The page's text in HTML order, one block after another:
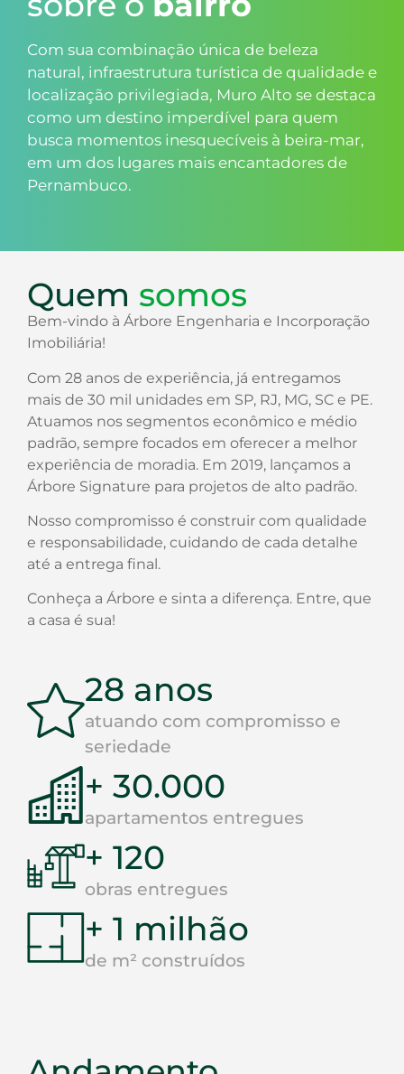
Com sua combinação única de beleza
natural, infraestrutura turística de qualidade e
localização privilegiada, Muro Alto se destaca
como um destino imperdível para quem
busca momentos inesquecíveis à beira-mar,
em um dos lugares mais encantadores de
Pernambuco.
Quem somos
Bem-vindo à Árbore Engenharia e Incorporação
Imobiliária!
Com 28 anos de experiência, já entregamos
mais de 30 mil unidades em SP, RJ, MG, SC e PE.
Atuamos nos segmentos econômico e médio
padrão, sempre focados em oferecer a melhor
experiência de moradia. Em 2019, lançamos a
Árbore Signature para projetos de alto padrão.
Nosso compromisso é construir com qualidade
e responsabilidade, cuidando de cada detalhe
até a entrega final.
Conheça a Árbore e sinta a diferença. Entre, que
a casa é sua!
28 anos
atuando com compromisso e
seriedade
+ 30.000
apartamentos entregues
+ 120
obras entregues
+ 1 milhão
de m² construídos